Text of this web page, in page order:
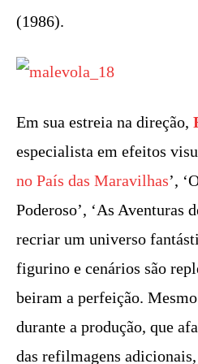
(1986).
Em sua estreia na direção,
especialista em efeitos
no País das Maravilhas’,
Poderoso’, ‘As Aventuras
recriar um universo
figurino e cenários são
beiram a perfeição.
durante a produção, que
das refilmagens